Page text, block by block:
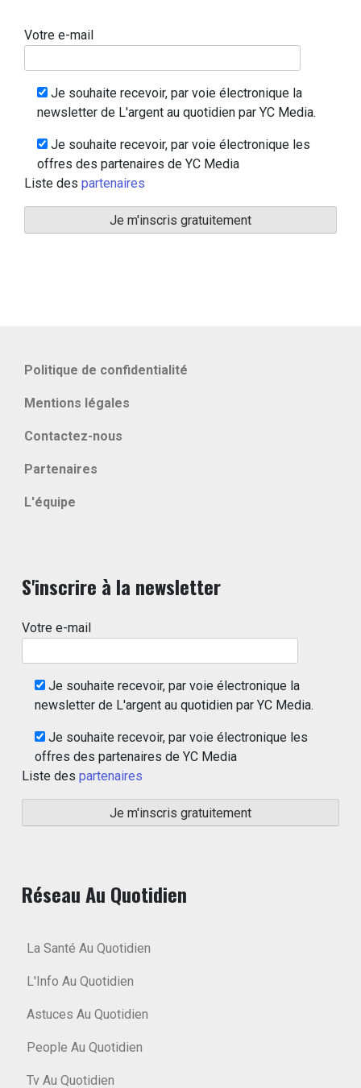
Votre e-mail
Je souhaite recevoir, par voie électronique la
newsletter de L'argent au quotidien par YC Media.
Je souhaite recevoir, par voie électronique les
offres des partenaires de YC Media
Liste des partenaires
Politique de confidentialité
Mentions légales
Contactez-nous
Partenaires
L'équipe
S'inscrire à la newsletter
Votre e-mail
Je souhaite recevoir, par voie électronique la
newsletter de L'argent au quotidien par YC Media.
Je souhaite recevoir, par voie électronique les
offres des partenaires de YC Media
Liste des partenaires
Réseau Au Quotidien
La Santé Au Quotidien
L'Info Au Quotidien
Astuces Au Quotidien
People Au Quotidien
Tv Au Quotidien